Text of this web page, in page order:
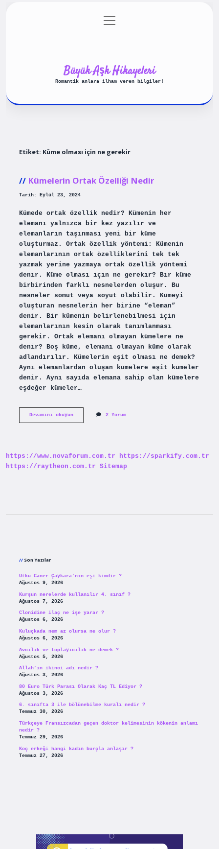
Gizlilik Politikası
menüyü
aç
Büyük Aşk Hikayeleri
Romantik anlara ilham veren bilgiler!
Etiket: Küme olması için ne gerekir
Kümelerin Ortak Özelliği Nedir
Tarih: Eylül 23, 2024
Kümede ortak özellik nedir? Kümenin her
elemanı yalnızca bir kez yazılır ve
elemanların taşınması yeni bir küme
oluşturmaz. Ortak özellik yöntemi: Kümenin
elemanlarının ortak özelliklerini tek tek
yazmak yerine yazmaya ortak özellik yöntemi
denir. Küme olması için ne gerekir? Bir küme
birbirinden farklı nesnelerden oluşur. Bu
nesneler somut veya soyut olabilir. Kümeyi
oluşturan nesnelerin her birine “eleman”
denir. Bir kümenin belirlenebilmesi için
elemanlarının kesin olarak tanımlanması
gerekir. Ortak elemanı olmayan kümelere ne
denir? Boş küme, elemanı olmayan küme olarak
adlandırılır. Kümelerin eşit olması ne demek?
Aynı elemanlardan oluşan kümelere eşit kümeler
denir. Aynı sayıda elemana sahip olan kümelere
eşdeğer kümeler…
Devamını okuyunKümelerin
2 Yorum
https://www.novaforum.com.tr
https://sparkify.com.tr
https://raytheon.com.tr Sitemap
Son Yazılar
Utku Caner Çaykara’nın eşi kimdir ?
Ağustos 9, 2026
Kurşun nerelerde kullanılır 4. sınıf ?
Ağustos 7, 2026
Clonidine ilaç ne işe yarar ?
Ağustos 6, 2026
Kuluçkada nem az olursa ne olur ?
Ağustos 6, 2026
Avcılık ve toplayicilik ne demek ?
Ağustos 5, 2026
Allah’ın ikinci adı nedir ?
Ağustos 3, 2026
80 Euro Türk Parası Olarak Kaç TL Ediyor ?
Ağustos 3, 2026
6. sınıfta 3 ile bölünebilme kuralı nedir ?
Temmuz 30, 2026
Türkçeye Fransızcadan geçen doktor kelimesinin kökenin anlamı
nedir ?
Temmuz 29, 2026
Koç erkeği hangi kadın burçla anlaşır ?
Temmuz 27, 2026